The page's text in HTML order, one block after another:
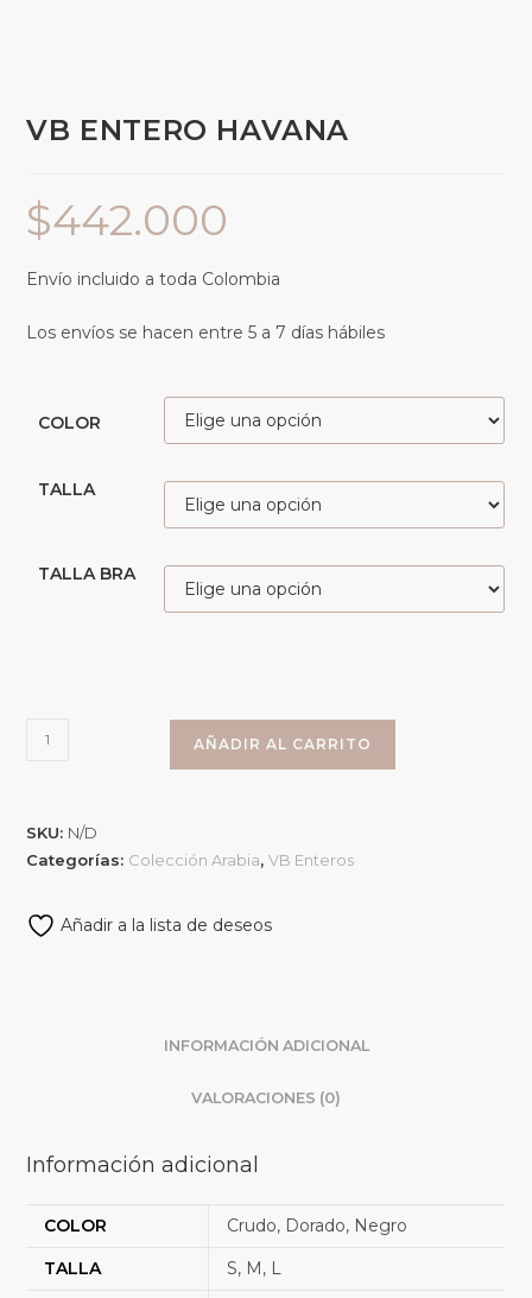
VB ENTERO HAVANA
$442.000
Envío incluido a toda Colombia
Los envíos se hacen entre 5 a 7 días hábiles
COLOR
TALLA
TALLA BRA
AÑADIR AL CARRITO
SKU: N/D
Categorías: Colección Arabia,VB Enteros
Añadir a la lista de deseos
INFORMACIÓN ADICIONAL
VALORACIONES (0)
Información adicional
COLOR
Crudo, Dorado, Negro
TALLA
S, M, L